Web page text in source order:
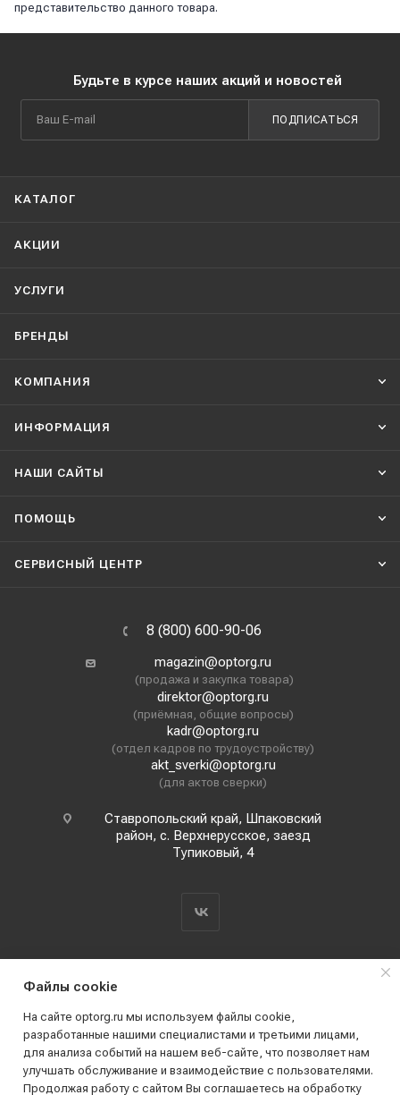
представительство данного товара.
Будьте в курсе наших акций и новостей
ПОДПИСАТЬСЯ
КАТАЛОГ
АКЦИИ
УСЛУГИ
БРЕНДЫ
КОМПАНИЯ
ИНФОРМАЦИЯ
НАШИ CАЙТЫ
ПОМОЩЬ
СЕРВИСНЫЙ ЦЕНТР
8 (800) 600-90-06
magazin@optorg.ru
(продажа и закупка товара)
direktor@optorg.ru
(приёмная, общие вопросы)
kadr@optorg.ru
(отдел кадров по трудоустройству)
akt_sverki@optorg.ru
(для актов сверки)
Ставропольский край, Шпаковский
район, с. Верхнерусское, заезд
Тупиковый, 4
2019 - 2026 © АО КПК "Ставропольстройопторг"
Все права защищены
Файлы cookie
На сайте optorg.ru мы используем файлы cookie,
разработанные нашими специалистами и третьими лицами,
для анализа событий на нашем веб-сайте, что позволяет нам
улучшать обслуживание и взаимодействие с пользователями.
Продолжая работу с сайтом Вы соглашаетесь на обработку